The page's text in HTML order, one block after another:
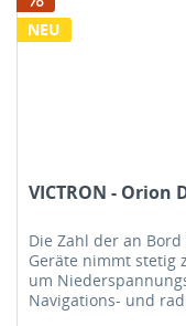
NEU
VICTRON - Orion
Die Zahl der an
Geräte nimmt stetig
um
Navigations- und